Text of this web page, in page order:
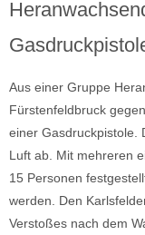
Aus einer Gruppe
Fürstenfeldbruck
einer Gasdruckpistole.
Luft ab. Mit mehreren
15 Personen
werden. Den
Verstoßes nach dem